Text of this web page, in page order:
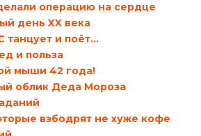
операцию на сердце
день XX века
танцует и поёт…
и польза
мыши 42 года!
облик Деда Мороза
взбодрят не хуже кофе